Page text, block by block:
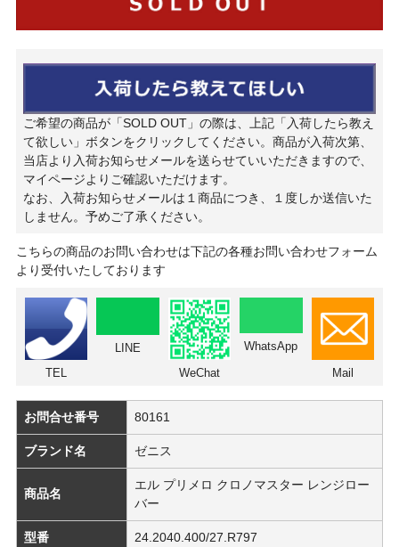
ご希望の商品が「SOLD OUT」の際は、上記「入荷したら教え
て欲しい」ボタンをクリックしてください。商品が入荷次第、
当店より入荷お知らせメールを送らせていいただきますので、
マイページよりご確認いただけます。
なお、入荷お知らせメールは１商品につき、１度しか送信いた
しません。予めご了承ください。
こちらの商品のお問い合わせは下記の各種お問い合わせフォーム
より受付いたしております
TEL
LINE
WeChat
WhatsApp
Mail
お問合せ番号 80161
ブランド名 ゼニス
商品名
エル プリメロ クロノマスター レンジロー
バー
型番 24.2040.400/27.R797